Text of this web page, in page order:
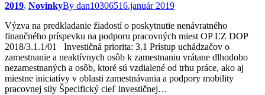
2019, NovinkyBy dan10306516.január 2019
Výzva na predkladanie žiadostí o poskytnutie nenávratného
finančného príspevku na podporu pracovných miest OP ĽZ DOP
2018/3.1.1/01 Investičná priorita: 3.1 Prístup uchádzačov o
zamestnanie a neaktívnych osôb k zamestnaniu vrátane dlhodobo
nezamestnaných a osôb, ktoré sú vzdialené od trhu práce, ako aj
miestne iniciatívy v oblasti zamestnávania a podpory mobility
pracovnej sily Špecifický cieľ investičnej…